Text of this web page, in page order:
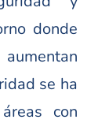
donde
se ha
con